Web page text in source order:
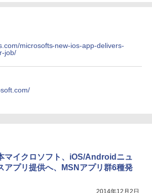
microsofts-new-ios-app-delivers-
job/
マイクロソフト、iOS/Androidニュ
アプリ提供へ、MSNアプリ群6種発
2014年12月2日